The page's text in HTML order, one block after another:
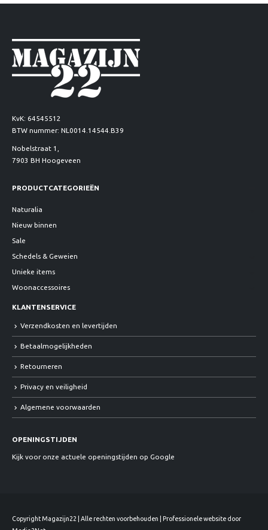
KvK: 64545512
BTW nummer: NL0014.14544.B39
Nobelstraat 1,
7903 BH Hoogeveen
PRODUCTCATEGORIEËN
Naturalia
Nieuw binnen
Sale
Schedels & Geweien
Unieke items
Woonaccessoires
KLANTENSERVICE
Verzendkosten en levertijden
Betaalmogelijkheden
Retourneren
Privacy en veiligheid
Algemene voorwaarden
OPENINGSTIJDEN
Kijk voor onze actuele openingstijden op Google
Copyright Magazijn22 | Alle rechten voorbehouden | Professionele website door